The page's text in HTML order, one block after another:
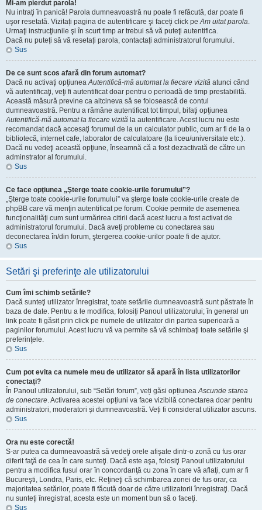
Mi-am pierdut parola!
Nu intraţi în panică! Parola dumneavoastră nu poate fi refăcută, dar poate fi
uşor resetată. Vizitați pagina de autentificare şi faceți click peAm uitat parola.
Urmaţi instrucţiunile şi în scurt timp ar trebui să vă puteţi autentifica.
Dacă nu puteți să vă resetați parola, contactați administratorul forumului.
Sus
De ce sunt scos afară din forum automat?
Dacă nu activaţi opţiuneaAutentifică-mă automat la fiecare vizită atunci când
vă autentificaţi, veţi fi autentificat doar pentru o perioadă de timp prestabilită.
Această măsură previne ca altcineva să se folosească de contul
dumneavoastră. Pentru a rămâne autentificat tot timpul, bifaţi opţiunea
Autentifică-mă automat la fiecare vizită la autentificare. Acest lucru nu este
recomandat dacă accesaţi forumul de la un calculator public, cum ar fi de la o
bibliotecă, internet cafe, laborator de calculatoare (la liceu/universitate etc.).
Dacă nu vedeţi această opţiune, înseamnă că a fost dezactivată de către un
adminstrator al forumului.
Sus
Ce face opţiunea „Şterge toate cookie-urile forumului”?
„Şterge toate cookie-urile forumului” va şterge toate cookie-urile create de
phpBB care vă menţin autentificat pe forum. Cookie permite de asemenea
funcţionalităţi cum sunt urmărirea citirii dacă acest lucru a fost activat de
administratorul forumului. Dacă aveţi probleme cu conectarea sau
deconectarea în/din forum, ştergerea cookie-urilor poate fi de ajutor.
Sus
Setări şi preferinţe ale utilizatorului
Cum îmi schimb setările?
Dacă sunteţi utilizator înregistrat, toate setările dumneavoastră sunt păstrate în
baza de date. Pentru a le modifica, folosiţi Panoul utilizatorului; în general un
link poate fi găsit prin click pe numele de utilizator din partea superioară a
paginilor forumului. Acest lucru vă va permite să vă schimbaţi toate setările şi
preferinţele.
Sus
Cum pot evita ca numele meu de utilizator să apară în lista utilizatorilor
conectați?
În Panoul utilizatorului, sub “Setări forum”, veți găsi opțiuneaAscunde starea
de conectare. Activarea acestei opțiuni va face vizibilă conectarea doar pentru
administratori, moderatori și dumneavoastră. Veți fi considerat utilizator ascuns.
Sus
Ora nu este corectă!
S-ar putea ca dumneavoastră să vedeţi orele afişate dintr-o zonă cu fus orar
diferit faţă de cea în care sunteţi. Dacă este aşa, folosiţi Panoul utilizatorului
pentru a modifica fusul orar în concordanţă cu zona în care vă aflaţi, cum ar fi
Bucureşti, Londra, Paris, etc. Reţineţi că schimbarea zonei de fus orar, ca
majoritatea setărilor, poate fi făcută doar de către utilizatorii înregistraţi. Dacă
nu sunteţi înregistrat, acesta este un moment bun să o faceţi.
Sus